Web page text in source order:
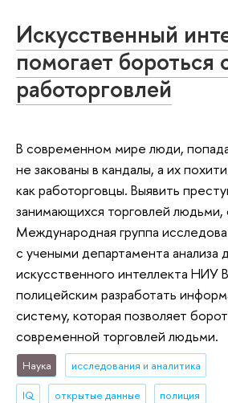
Искусственный
помогает бороться
работорговлей
В современном мире люди,
не закованы в кандалы, а их
как работорговцы. Выявить
занимающихся торговлей
Международная группа
с учеными департамента анализа
искусственного интеллекта НИУ
полицейским разработать
систему, которая позволяет
современной торговлей людьми.
Наука исследования и аналитика
IQ открытые данные полиция